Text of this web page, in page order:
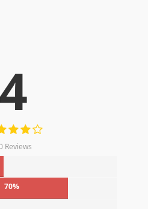
4
Reviews
70%